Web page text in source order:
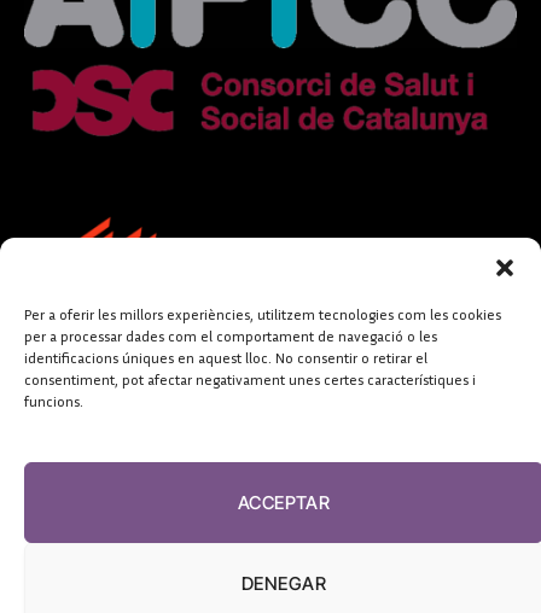
Per a oferir les millors experiències, utilitzem tecnologies com les cookies
per a processar dades com el comportament de navegació o les
identificacions úniques en aquest lloc. No consentir o retirar el
consentiment, pot afectar negativament unes certes característiques i
funcions.
ACCEPTAR
DENEGAR
FUNDACIÓ